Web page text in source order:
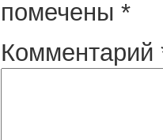
помечены *
Комментарий